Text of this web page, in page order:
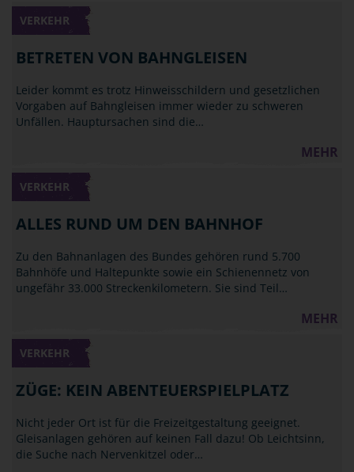
VERKEHR
BETRETEN VON BAHNGLEISEN
Leider kommt es trotz Hinweisschildern und gesetzlichen
Vorgaben auf Bahngleisen immer wieder zu schweren
Unfällen. Hauptursachen sind die…
MEHR
VERKEHR
ALLES RUND UM DEN BAHNHOF
Zu den Bahnanlagen des Bundes gehören rund 5.700
Bahnhöfe und Haltepunkte sowie ein Schienennetz von
ungefähr 33.000 Streckenkilometern. Sie sind Teil…
MEHR
VERKEHR
ZÜGE: KEIN ABENTEUERSPIELPLATZ
Nicht jeder Ort ist für die Freizeitgestaltung geeignet.
Gleisanlagen gehören auf keinen Fall dazu! Ob Leichtsinn,
die Suche nach Nervenkitzel oder…